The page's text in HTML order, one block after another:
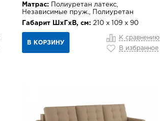
Матрас: Полиуретан латекс,
Независимые пруж., Полиуретан
Габарит ШхГхВ, см: 210 х 109 х 90
В КОРЗИНУ
К сравнению
В избранное